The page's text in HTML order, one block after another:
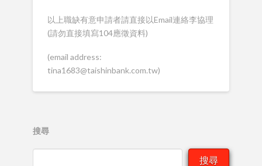
以上職缺有意申請者請直接以Email連絡李協理
(請勿直接填寫104應徵資料)
(email address:
tina1683@taishinbank.com.tw)
搜尋
搜尋